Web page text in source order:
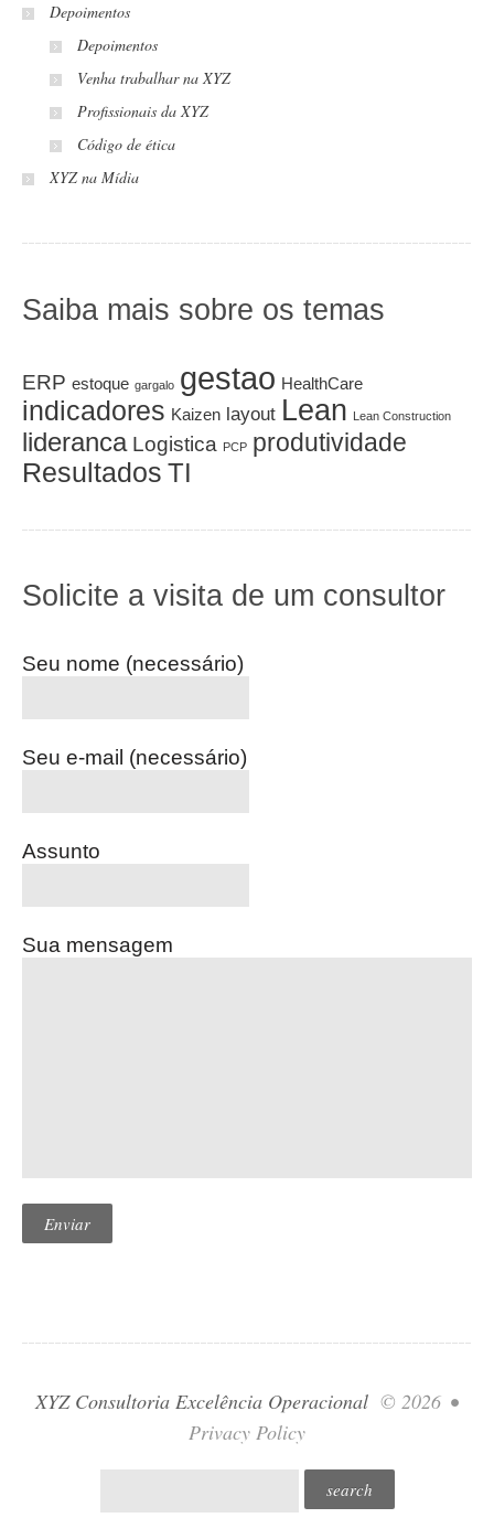
Depoimentos
Depoimentos
Venha trabalhar na XYZ
Profissionais da XYZ
Código de ética
XYZ na Mídia
Saiba mais sobre os temas
ERP estoque gargalo gestao HealthCare
indicadores Kaizen layout Lean Lean Construction
lideranca Logistica PCP produtividade
Resultados TI
Solicite a visita de um consultor
Seu nome (necessário)
Seu e-mail (necessário)
Assunto
Sua mensagem
XYZ Consultoria Excelência Operacional © 2026 •
Privacy Policy